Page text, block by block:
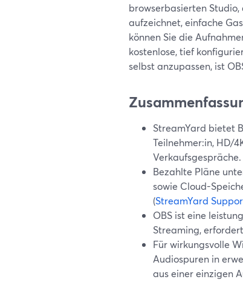
browserbasierten
aufzeichnet, einfache
können Sie die
kostenlose, tief
selbst anzupassen, ist
StreamYard bietet
Teilnehmer:in, HD/
Verkaufsgespräche.
Bezahlte Pläne
sowie Cloud-
(StreamYard
OBS ist eine
Streaming,
Für wirkungsvolle
Audiospuren in
aus einer einzigen